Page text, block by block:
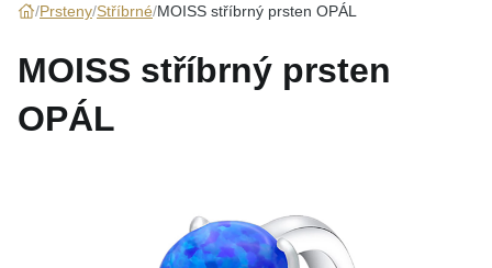
ŘETÍZKY
Prsteny Stříbrné MOISS stříbrný prsten OPÁL
MOISS stříbrný prsten
OPÁL